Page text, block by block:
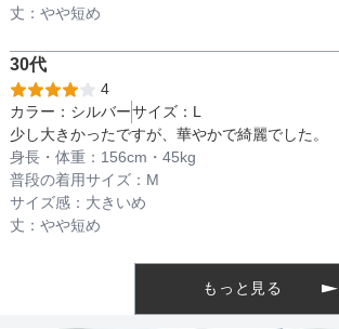
透け感
着丈目安
丈： やや短め
30代
4
カラー： シルバーサイズ： L
少し大きかったですが、華やかで綺麗でした。
身長・体重： 156cm・ 45kg
普段の着用サイズ： M
サイズ感： 大きいめ
丈： やや短め
もっと見る